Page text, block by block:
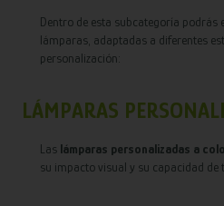
Dentro de esta subcategoría podrás
lámparas, adaptadas a diferentes
personalización:
LÁMPARAS
Las lámparas personalizadas a
su impacto visual y su capacidad